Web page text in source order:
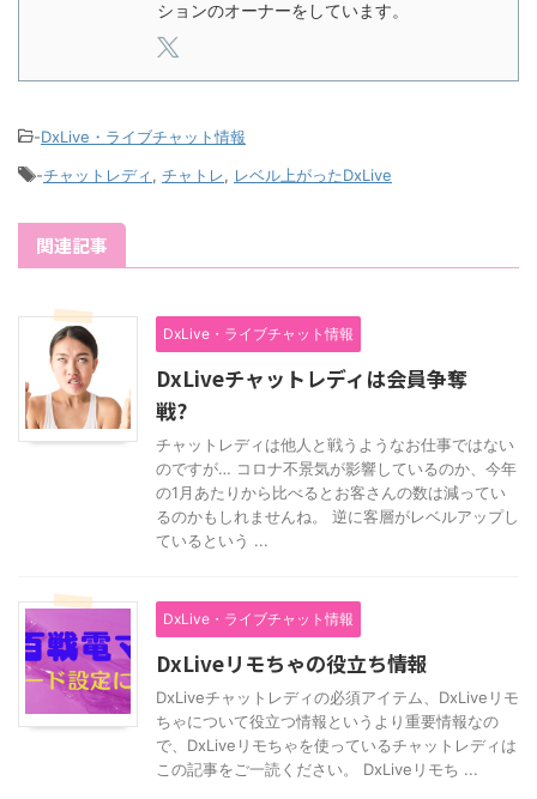
ションのオーナーをしています。
-DxLive・ライブチャット情報
-チャットレディ, チャトレ, レベル上がったDxLive
関連記事
DxLive・ライブチャット情報
DxLiveチャットレディは会員争奪
戦?
チャットレディは他人と戦うようなお仕事ではない
のですが… コロナ不景気が影響しているのか、今年
の1月あたりから比べるとお客さんの数は減ってい
るのかもしれませんね。 逆に客層がレベルアップし
ているという ...
DxLive・ライブチャット情報
DxLiveリモちゃの役立ち情報
DxLiveチャットレディの必須アイテム、DxLiveリモ
ちゃについて役立つ情報というより重要情報なの
で、DxLiveリモちゃを使っているチャットレディは
この記事をご一読ください。 DxLiveリモち ...